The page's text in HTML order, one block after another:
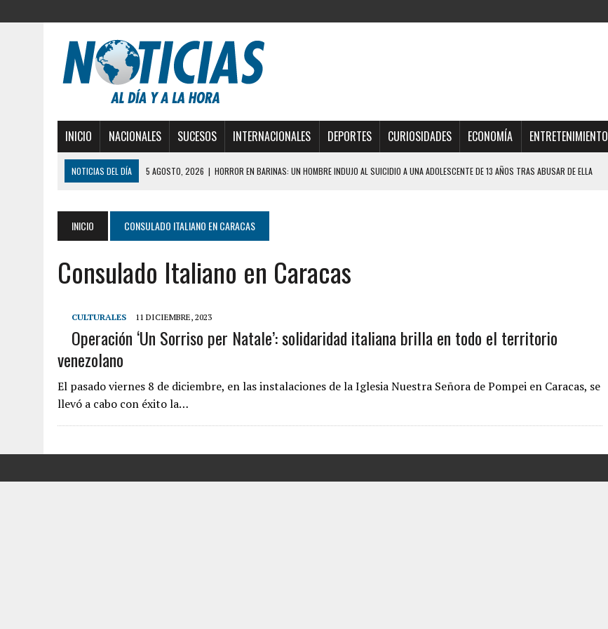
INICIO NACIONALES SUCESOS INTERNACIONALES DEPORTES CURIOSIDADES ECONOMÍA ENTRETENIMIENTO
NOTICIAS DEL DÍA 5 AGOSTO, 2026 | HORROR EN BARINAS: UN HOMBRE INDUJO AL SUICIDIO A UNA ADOLESCENTE DE 13 AÑOS TRAS ABUSAR DE ELLA
3 AGOSTO, 2026 | YARACUY: INTENTÓ DESCONECTAR SU NEVERA MIENTRAS LA CASA SE INUNDABA
2 AGOSTO, 2026
AYUDABA A PERSONAS EN SITUACIÓN DE CALLE Y MURIÓ A MANOS DE VARIOS DE ELLOS EN MATURÍN
2 AGOSTO, 2026 | COLAPSÓ TECHO DE UNA VIVIENDA EN EL CENTRO DE CARACAS CON MÁS DE 20 PERSONAS ADENTRO
6 AGOSTO, 2026
MISTERIOSA MUERTE DE MODELO EN MONAGAS: HALLARON EL CUERPO DENTRO DE SU CASA
6 AGOSTO, 2026
6 AGOSTO, 2026
CONMOCIÓN EN COLORADO POR ASESINATO DE UNA ADOLESCENTE VENEZOLANA EN REUNIÓN CON AMIGOS
5 AGOSTO, 2026 | PRESUNTO BROTE PSICÓTICO POR FALTA DE TRATAMIENTO DESENCADENÓ TRAGEDIA FAMILIAR
INICIO CONSULADO ITALIANO EN CARACAS
Consulado Italiano en Caracas
CULTURALES 11 DICIEMBRE, 2023
Operación ‘Un Sorriso per Natale’: solidaridad italiana brilla en todo el territorio
venezolano
El pasado viernes 8 de diciembre, en las instalaciones de la Iglesia Nuestra Señora de Pompei en Caracas, se
llevó a cabo con éxito la…